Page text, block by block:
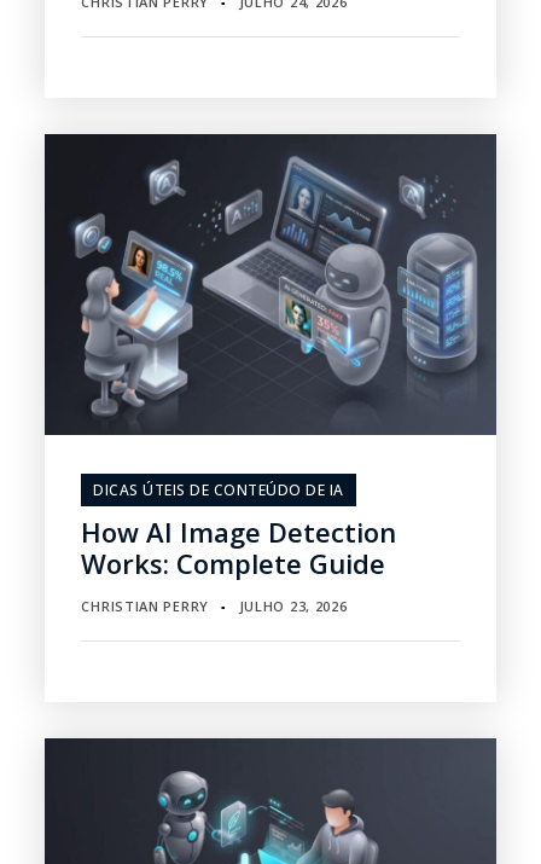
DICAS ÚTEIS DE CONTEÚDO DE IA
How AI Image Detection
Works: Complete Guide
CHRISTIAN PERRY ▪ JULHO 23, 2026